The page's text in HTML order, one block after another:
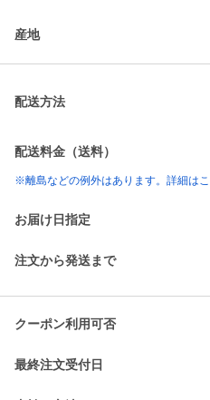
産地
配送方法
配送料金（送料）
※離島などの例外はあります。詳細は
お届け日指定
注文から発送まで
クーポン利用可否
最終注文受付日